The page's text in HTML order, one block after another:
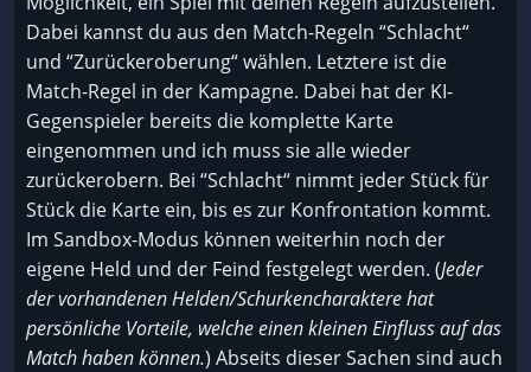
Dabei kannst du aus den Match-Regeln “Schlacht“
und “Zurückeroberung“ wählen. Letztere ist die
Match-Regel in der Kampagne. Dabei hat der KI-
Gegenspieler bereits die komplette Karte
eingenommen und ich muss sie alle wieder
zurückerobern. Bei “Schlacht“ nimmt jeder Stück für
Stück die Karte ein, bis es zur Konfrontation kommt.
Im Sandbox-Modus können weiterhin noch der
eigene Held und der Feind festgelegt werden. (Jeder
der vorhandenen Helden/Schurkencharaktere hat
persönliche Vorteile, welche einen kleinen Einfluss auf das
Match haben können.) Abseits dieser Sachen sind auch